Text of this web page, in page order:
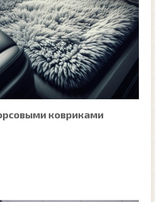
ковриками